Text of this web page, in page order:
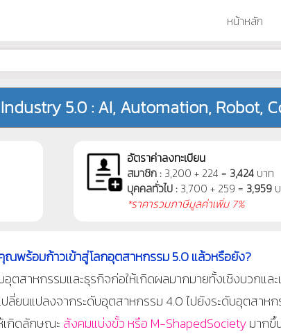
หน้าหลัก
5.0 : AI, Automation, Robot,
อัตราค่าลงทะเบียน
สมาชิก :3,200 + 224 = 3,424บาท
บุคคลทั่วไป :3,700 + 259 = 3,959
*ราคารวมภาษีมูลค่าเพิ่ม 7%
ณพร้อมก้าวเข้าสู่โลกอุตสาหกรรม 5.0 แล้วหรือยัง?
สาหกรรมและธุรกิจก่อให้เกิดผลมากมายทั้งเชิงบวกแล
ปลี่ยนแปลงจากระดับอุตสาหกรรม 4.0 ไปยังระดับอุตสา
เกิดลักษณะ สังคมแบ่งขั้ว หรือ M-ShapedSocietyมากขึ้